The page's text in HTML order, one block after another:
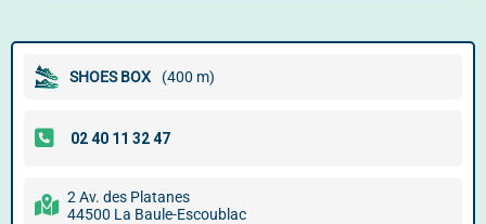
SHOES BOX (400 m)
2 Av. des Platanes
44500 La Baule-Escoublac